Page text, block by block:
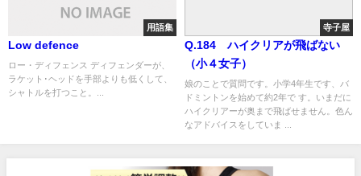
用語集
Low defence
ロー・ディフェンス ディフェンダーが、
ラケット･ヘッドを手部よりも低くして、
シャトルを打つこと。...
寺子屋
Q.184 ハイクリアが飛ばない
（小４女子）
娘のことで質問です。小学4年生です、バ
ドミントンを始めて約2年で す。いまだに
ハイクリアーが奥まで飛ばせません。色ん
なアドバイスをしていま ...